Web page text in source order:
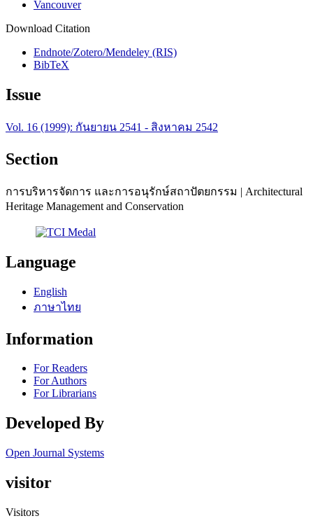
Vancouver
Download Citation
Endnote/Zotero/Mendeley (RIS)
BibTeX
Issue
Vol. 16 (1999): กันยายน 2541 - สิงหาคม 2542
Section
การบริหารจัดการ และการอนุรักษ์สถาปัตยกรรม | Architectural
Heritage Management and Conservation
Language
English
ภาษาไทย
Information
For Readers
For Authors
For Librarians
Developed By
Open Journal Systems
visitor
Visitors